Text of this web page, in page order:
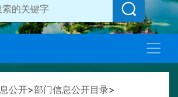
公开>部门信息公开目录>